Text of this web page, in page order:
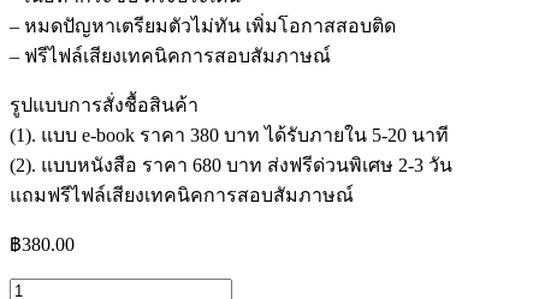
– หมดปัญหาเตรียมตัวไม่ทัน เพิ่มโอกาสสอบติด
– ฟรีไฟล์เสียงเทคนิคการสอบสัมภาษณ์
รูปแบบการสั่งชื้อสินค้า
(1). แบบ e-book ราคา 380 บาท ได้รับภายใน 5-20 นาที
(2). แบบหนังสือ ราคา 680 บาท ส่งฟรีด่วนพิเศษ 2-3 วัน
แถมฟรีไฟล์เสียงเทคนิคการสอบสัมภาษณ์
฿380.00